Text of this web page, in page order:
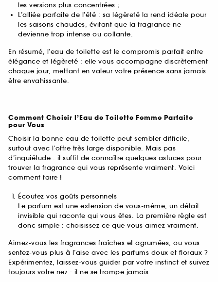
les versions plus concentrées ;
L’alliée parfaite de l’été : sa légèreté la rend idéale pour
les saisons chaudes, évitant que la fragrance ne
devienne trop intense ou collante.
En résumé, l’eau de toilette est le compromis parfait entre
élégance et légèreté : elle vous accompagne discrètement
chaque jour, mettant en valeur votre présence sans jamais
être envahissante.
Comment Choisir l’Eau de Toilette Femme Parfaite
pour Vous
Choisir la bonne eau de toilette peut sembler difficile,
surtout avec l’offre très large disponible. Mais pas
d’inquiétude : il suffit de connaître quelques astuces pour
trouver la fragrance qui vous représente vraiment. Voici
comment faire !
Écoutez vos goûts personnels
Le parfum est une extension de vous-même, un détail
invisible qui raconte qui vous êtes. La première règle est
donc simple : choisissez ce que vous aimez vraiment.
Aimez-vous les fragrances fraîches et agrumées, ou vous
sentez-vous plus à l’aise avec les parfums doux et floraux ?
Expérimentez, laissez-vous guider par votre instinct et suivez
toujours votre nez : il ne se trompe jamais.